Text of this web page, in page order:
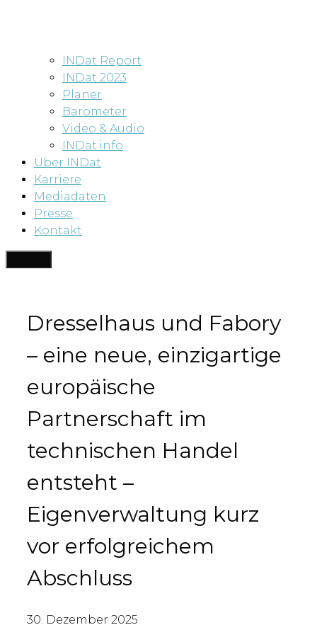
INDat Report
INDat 2023
Planer
Barometer
Video & Audio
INDat.info
Über INDat
Karriere
Mediadaten
Presse
Kontakt
Dresselhaus und Fabory
– eine neue, einzigartige
europäische
Partnerschaft im
technischen Handel
entsteht –
Eigenverwaltung kurz
vor erfolgreichem
Abschluss
30. Dezember 2025